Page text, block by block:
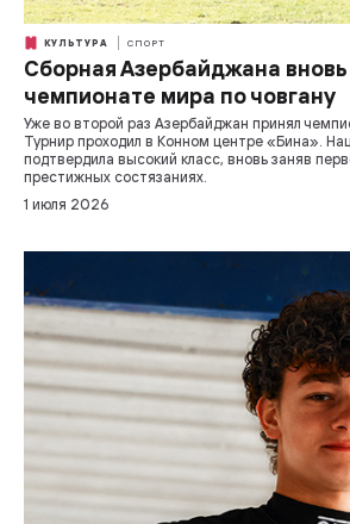
КУЛЬТУРА СПОРТ
Сборная Азербайджана
чемпионате мира по човгану
Уже во второй раз Азербайджан принял
Турнир проходил в Конном центре «Бина».
подтвердила высокий класс, вновь заняв
престижных состязаниях.
1 июля 2026